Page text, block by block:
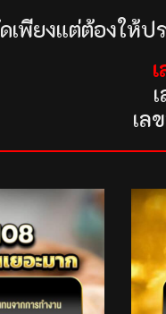
เพียงแต่ต้องให้
เล